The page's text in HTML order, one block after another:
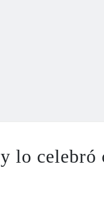
lo celebró